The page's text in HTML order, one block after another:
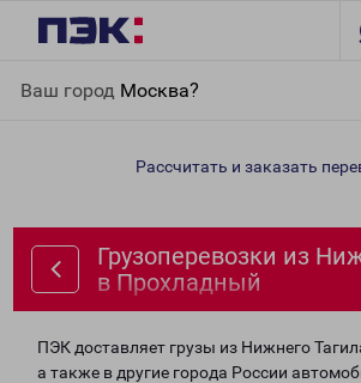
Ваш город Москва?
Прохладный
Рассчитать и заказать
Грузоперевозки из
в Прохладный
ПЭК доставляет грузы из Нижнего
а также в другие города России